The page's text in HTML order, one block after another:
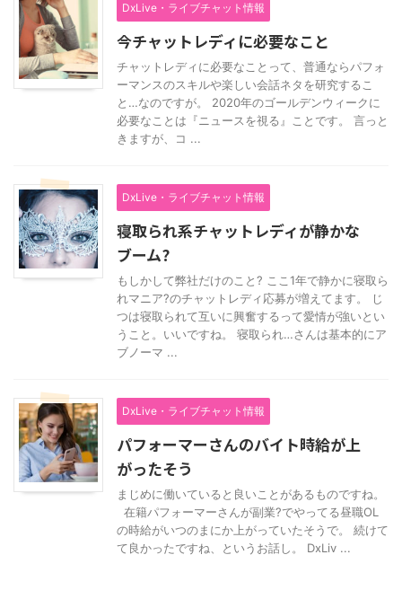
DxLive・ライブチャット情報
今チャットレディに必要なこと
チャットレディに必要なことって、普通ならパフォ
ーマンスのスキルや楽しい会話ネタを研究するこ
と…なのですが。 2020年のゴールデンウィークに
必要なことは『ニュースを視る』ことです。 言っと
きますが、コ ...
DxLive・ライブチャット情報
寝取られ系チャットレディが静かな
ブーム?
もしかして弊社だけのこと? ここ1年で静かに寝取ら
れマニア?のチャットレディ応募が増えてます。 じ
つは寝取られて互いに興奮するって愛情が強いとい
うこと。いいですね。 寝取られ…さんは基本的にア
ブノーマ ...
DxLive・ライブチャット情報
パフォーマーさんのバイト時給が上
がったそう
まじめに働いていると良いことがあるものですね。
在籍パフォーマーさんが副業?でやってる昼職OL
の時給がいつのまにか上がっていたそうで。 続けて
て良かったですね、というお話し。 DxLiv ...